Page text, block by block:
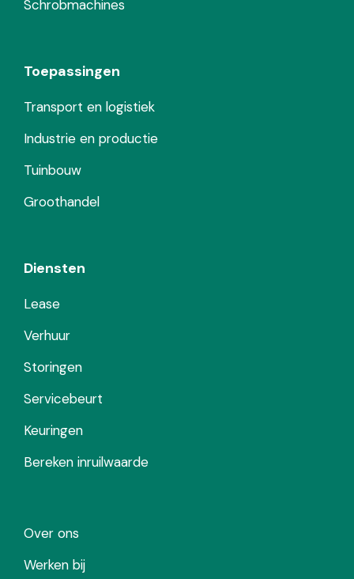
Schrobmachines
Toepassingen
Transport en logistiek
Industrie en productie
Tuinbouw
Groothandel
Diensten
Lease
Verhuur
Storingen
Servicebeurt
Keuringen
Bereken inruilwaarde
Over ons
Werken bij